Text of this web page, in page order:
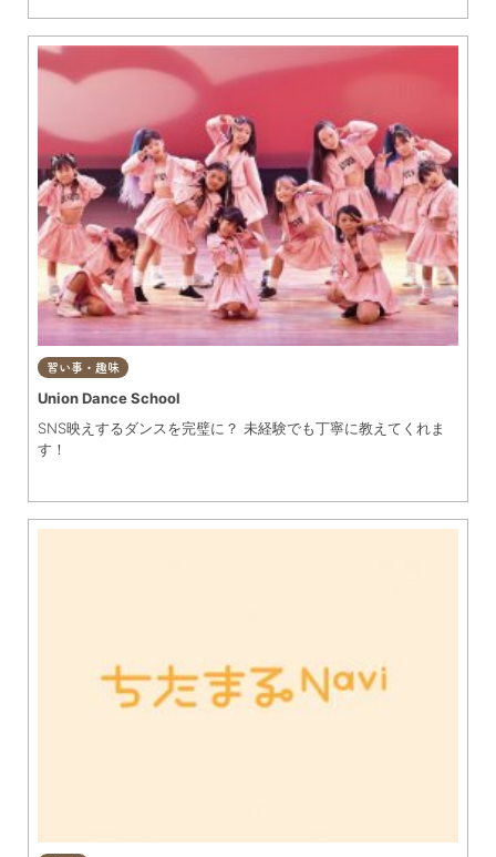
習い事・趣味
Union Dance School
SNS映えするダンスを完璧に？ 未経験でも丁寧に教えてくれま
す！